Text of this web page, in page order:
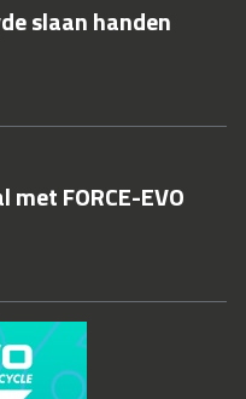
slaan handen
FORCE-EVO